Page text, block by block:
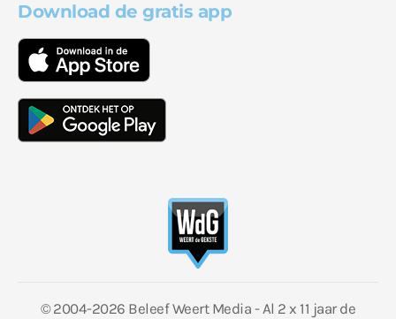
Download de gratis app
© 2004-2026 Beleef Weert Media - Al 2 x 11 jaar de